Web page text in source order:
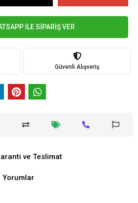
İLE SİPARİŞ VER
Güvenli Alışveriş
ve Teslimat
Yorumlar